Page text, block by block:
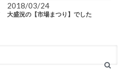
2018/03/24
大盛況の【市場まつり】でした